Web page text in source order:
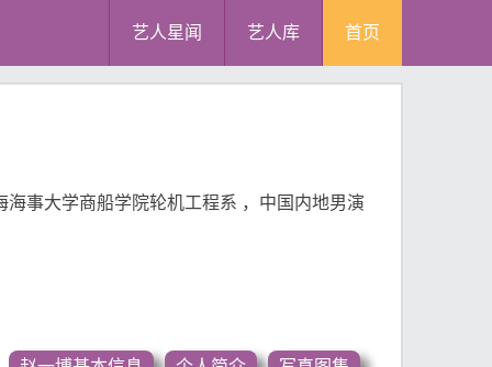
艺人星闻 艺人库 首页
事大学商船学院轮机工程系 ，中国内地男演